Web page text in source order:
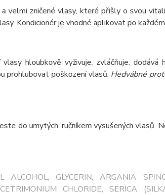
velmi zničené vlasy, které přišly o svou
Kondicionér je vhodné aplikovat po
vlasy hloubkově vyživuje, zvláčňuje,
prohlubovat poškození vlasů. Hedvábné
do umytých, ručníkem vysušených
ALCOHOL, GLYCERIN, ARGANIA
CHLORIDE, SERICA